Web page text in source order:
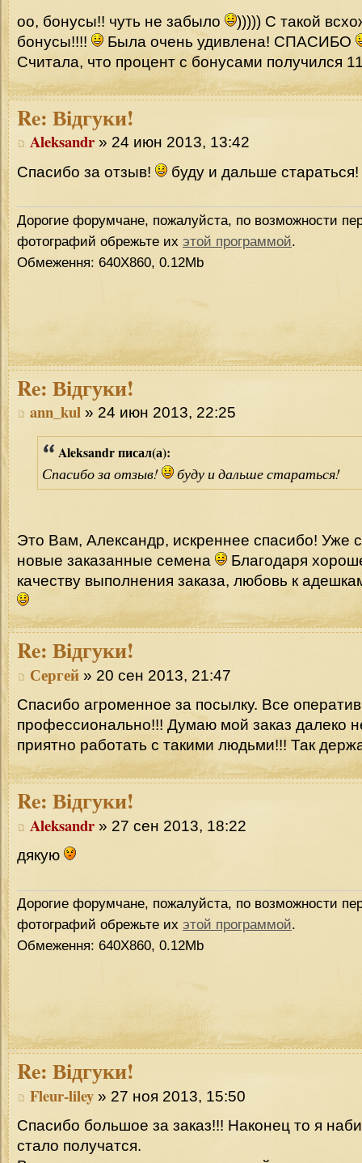
оо, бонусы!! чуть не забыло
))))) С такой
бонусы!!!!
Была очень удивлена! СПАСИБО
Считала, что процент с бонусами получился
Re: Відгуки!
Aleksandr » 24 июн 2013, 13:42
Спасибо за отзыв!
буду и дальше стараться!
Дорогие форумчане, пожалуйста, по возможности
фотографий обрежьте их этой программой.
Обмеження: 640Х860, 0.12Mb
Re: Відгуки!
ann_kul » 24 июн 2013, 22:25
Aleksandr писал(а):
Спасибо за отзыв! буду и дальше стараться!
Это Вам, Александр, искреннее спасибо! Уже
новые заказанные семена
Благодаря
качеству выполнения заказа, любовь к
Re: Відгуки!
Сергей » 20 сен 2013, 21:47
Спасибо агроменное за посылку. Все
профессионально!!! Думаю мой заказ далеко
приятно работать с такими людьми!!! Так
Re: Відгуки!
Aleksandr » 27 сен 2013, 18:22
дякую
Дорогие форумчане, пожалуйста, по возможности
фотографий обрежьте их этой программой.
Обмеження: 640Х860, 0.12Mb
Re: Відгуки!
Fleur-liley » 27 ноя 2013, 15:50
Спасибо большое за заказ!!! Наконец то я
стало получатся.